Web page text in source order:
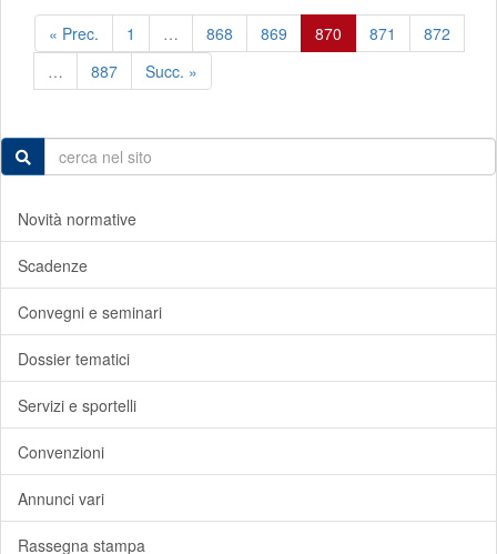
« Prec. 1 … 868 869 870 871
872
…
887 Succ. »
Novità normative
Scadenze
Convegni e seminari
Dossier tematici
Servizi e sportelli
Convenzioni
Annunci vari
Rassegna stampa